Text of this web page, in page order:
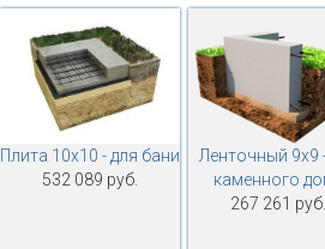
Плита 10х10 - для бани
532 089 руб.
Ленточный 9х9
каменного
267 261 руб.